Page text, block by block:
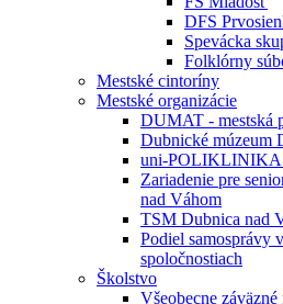
DFS
Spevácka
Folklórny
Mestské cintoríny
Mestské organizácie
DUMAT - mestská
Dubnické múzeum
uni-POLIKLINIKA
Zariadenie pre
nad Váhom
TSM Dubnica nad
Podiel samosprávy
spoločnostiach
Školstvo
Všeobecne záväzné